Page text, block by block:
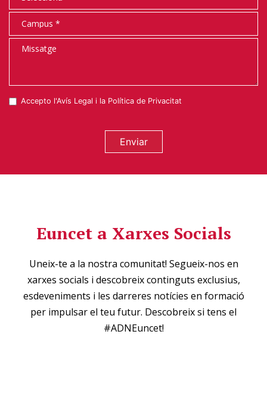
Accepto l'Avís Legal i la Política de Privacitat
Enviar
Euncet a Xarxes Socials
Uneix-te a la nostra comunitat! Segueix-nos en
xarxes socials i descobreix continguts exclusius,
esdeveniments i les darreres notícies en formació
per impulsar el teu futur. Descobreix si tens el
#ADNEuncet!